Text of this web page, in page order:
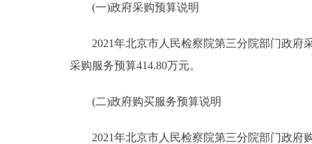
(一)政府采购预算说明
2021年北京市人民检察院第三分院部门政府采
采购服务预算414.80万元。
(二)政府购买服务预算说明
2021年北京市人民检察院第三分院部门政府购